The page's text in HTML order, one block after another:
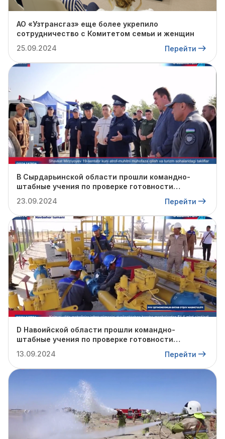
АО «Узтрансгаз» еще более укрепило
сотрудничество с Комитетом семьи и женщин
25.09.2024
Перейти
В Сырдарьинской области прошли командно-
штабные учения по проверке готовности
отопительному сезону.
23.09.2024 Перейти
D Навоийской области прошли командно-
штабные учения по проверке готовности
отопительному сезону.
13.09.2024 Перейти